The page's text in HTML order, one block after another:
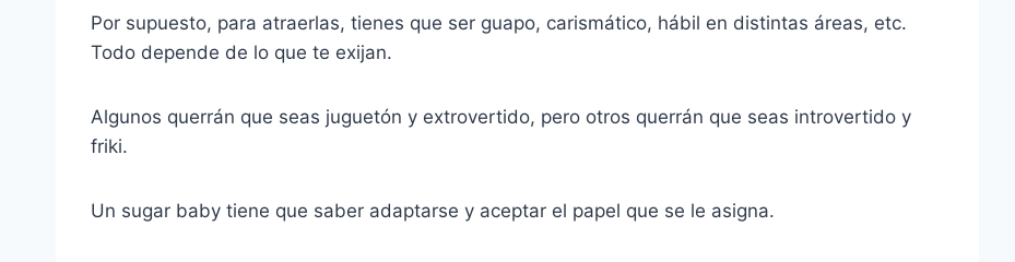
Por supuesto, para atraerlas, tienes que ser guapo, carismático, hábil en distintas áreas, etc.
Todo depende de lo que te exijan.
Algunos querrán que seas juguetón y extrovertido, pero otros querrán que seas introvertido y
friki.
Un sugar baby tiene que saber adaptarse y aceptar el papel que se le asigna.